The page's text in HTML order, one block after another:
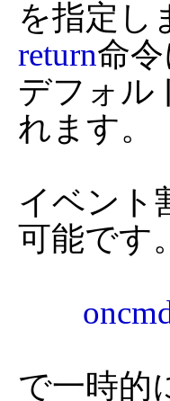
return命
デフォル
れます。
イベント
可能です。
で一時的